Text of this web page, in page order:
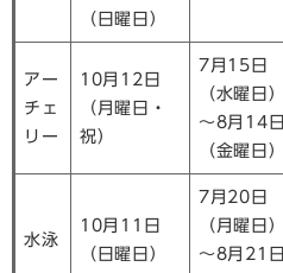
（日曜日）
アー
チェ
リー
10月12日
（月曜日・
祝）
7月15日
（水曜日）
～8月14日
（金曜日）
水泳
10月11日
（日曜日）
7月20日
（月曜日）
～8月21日